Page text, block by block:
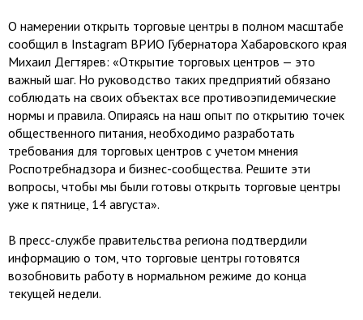
О намерении открыть торговые центры в полном масштабе
сообщил в Instagram ВРИО Губернатора Хабаровского края
Михаил Дегтярев: «Открытие торговых центров — это
важный шаг. Но руководство таких предприятий обязано
соблюдать на своих объектах все противоэпидемические
нормы и правила. Опираясь на наш опыт по открытию точек
общественного питания, необходимо разработать
требования для торговых центров с учетом мнения
Роспотребнадзора и бизнес-сообщества. Решите эти
вопросы, чтобы мы были готовы открыть торговые центры
уже к пятнице, 14 августа».
В пресс-службе правительства региона подтвердили
информацию о том, что торговые центры готовятся
возобновить работу в нормальном режиме до конца
текущей недели.